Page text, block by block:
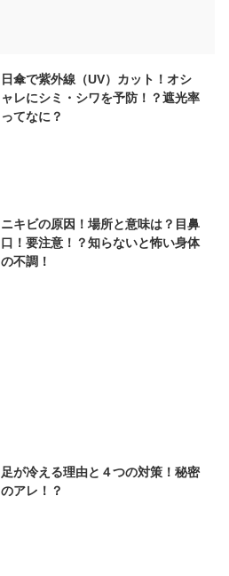
日傘で紫外線（UV）カット！オシ
ャレにシミ・シワを予防！？遮光率
ってなに？
ニキビの原因！場所と意味は？目鼻
口！要注意！？知らないと怖い身体
の不調！
足が冷える理由と４つの対策！秘密
のアレ！？